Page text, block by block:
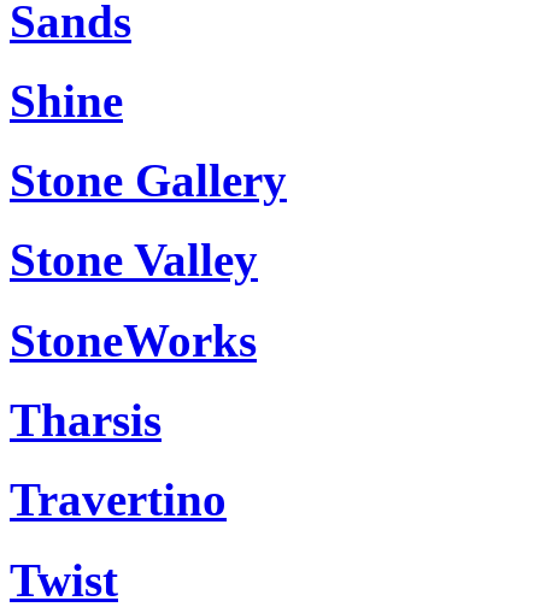
Sands
Shine
Stone Gallery
Stone Valley
StoneWorks
Tharsis
Travertino
Twist